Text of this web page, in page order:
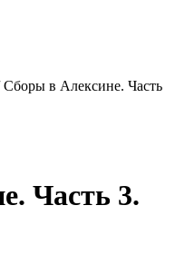
Сборы в Алексине. Часть
Часть 3.